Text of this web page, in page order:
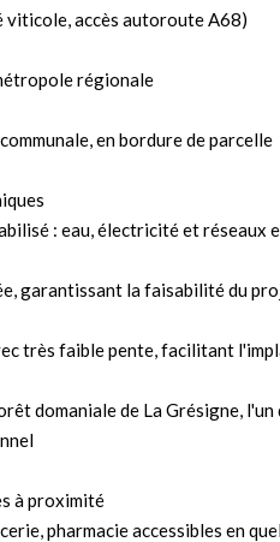
viticole, accès autoroute A68)
régionale
en bordure de parcelle
: eau, électricité et réseaux
garantissant la faisabilité du
très faible pente, facilitant
domaniale de La Grésigne,
à proximité
pharmacie accessibles en